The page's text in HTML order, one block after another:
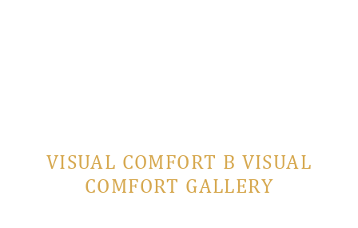
VISUAL COMFORT В VISUAL
COMFORT GALLERY